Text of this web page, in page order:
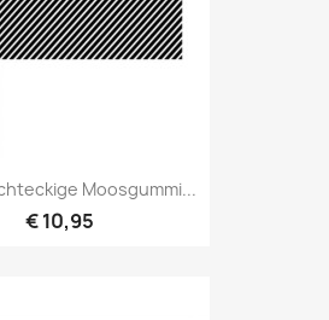
Moosgummi...
€ 10,95